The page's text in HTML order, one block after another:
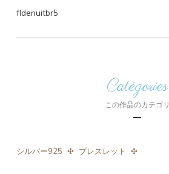
fldenuitbr5
Catégories
この作品のカテゴリ
シルバー925 ブレスレット